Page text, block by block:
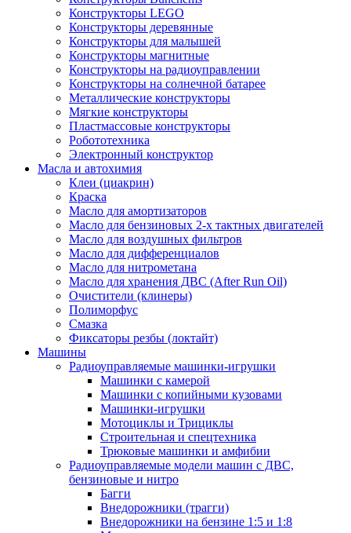
Конструкторы LEGO
Конструкторы деревянные
Конструкторы для малышей
Конструкторы магнитные
Конструкторы на радиоуправлении
Конструкторы на солнечной батарее
Металлические конструкторы
Мягкие конструкторы
Пластмассовые конструкторы
Робототехника
Электронный конструктор
Масла и автохимия
Клеи (циакрин)
Краска
Масло для амортизаторов
Масло для бензиновых 2-х тактных двигателей
Масло для воздушных фильтров
Масло для дифференциалов
Масло для нитрометана
Масло для хранения ДВС (After Run Oil)
Очистители (клинеры)
Полиморфус
Смазка
Фиксаторы резбы (локтайт)
Машины
Радиоуправляемые машинки-игрушки
Машинки с камерой
Машинки с копийными кузовами
Машинки-игрушки
Мотоциклы и Трициклы
Строительная и спецтехника
Трюковые машинки и амфибии
Радиоуправляемые модели машин с ДВС,
бензиновые и нитро
Багги
Внедорожники (трагги)
Внедорожники на бензине 1:5 и 1:8